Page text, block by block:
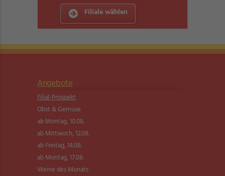
Filiale wählen
Angebote
Filial-Prospekt
Obst & Gemüse
ab Montag, 10.08.
ab Mittwoch, 12.08.
ab Freitag, 14.08.
ab Montag, 17.08.
Weine des Monats